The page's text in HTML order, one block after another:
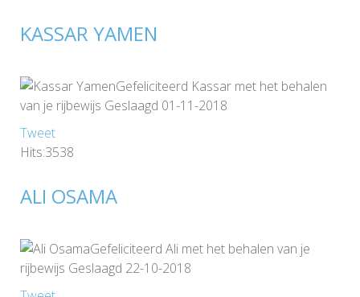
KASSAR YAMEN
Gefeliciteerd Kassar met het behalen
van je rijbewijs Geslaagd 01-11-2018
Tweet
Hits:3538
ALI OSAMA
Gefeliciteerd Ali met het behalen van je
rijbewijs Geslaagd 22-10-2018